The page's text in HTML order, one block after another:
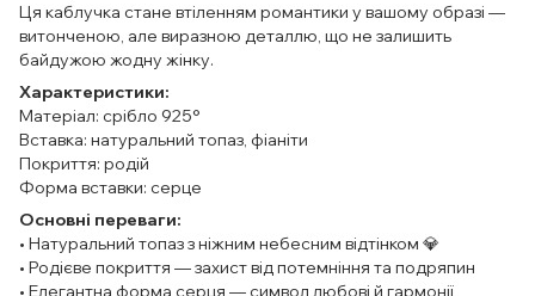
Ця каблучка стане втіленням романтики у вашому образі —
витонченою, але виразною деталлю, що не залишить
байдужою жодну жінку.
Характеристики:
Матеріал: срібло 925°
Вставка: натуральний топаз, фіаніти
Покриття: родій
Форма вставки: серце
Основні переваги:
• Натуральний топаз з ніжним небесним відтінком 💎
• Родієве покриття — захист від потемніння та подряпин
• Елегантна форма серця — символ любові й гармонії